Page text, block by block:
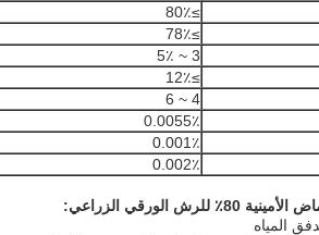
≥80٪
≥78٪
3 ~ 5٪
≥12٪
4 ~ 6
0.0055٪
0.001٪
0.002٪
الورقي الزراعي:
المياه